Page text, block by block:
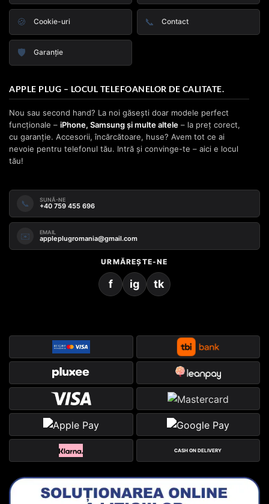
🍪 Cookie-uri 📞 Contact
🛡️ Garanție
APPLE PLUG – LOCUL TELEFOANELOR DE CALITATE.
Nou sau second hand? La noi găsești doar modele perfect
funcționale – iPhone, Samsung și multe altele – la preț corect,
cu garanție. Accesorii, încărcătoare, huse? Avem tot ce ai
nevoie pentru telefonul tău. Intră și convinge-te – aici e locul
tău!
📞 SUNĂ-NE
+40 759 455 696
✉️ EMAIL
appleplugromania@gmail.com
URMĂREȘTE-NE
f ig tk
CASH ON DELIVERY